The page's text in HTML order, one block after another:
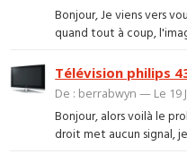
Bonjour, Je viens vers
quand tout à coup,
Télévision philips
De : berrabwyn — Le 19
Bonjour, alors voilà le
droit met aucun signal,